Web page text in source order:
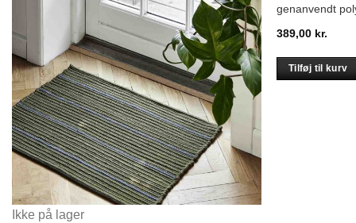
Ikke på lager
genanvendt
389,00 kr.
Tilføj til kurv